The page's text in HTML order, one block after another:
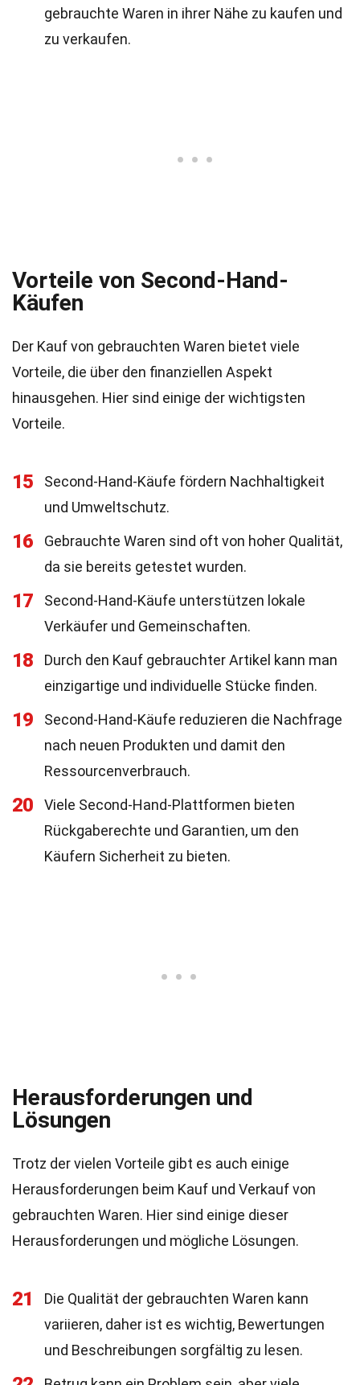
gebrauchte Waren in ihrer Nähe zu kaufen und
zu verkaufen.
Vorteile von Second-Hand-
Käufen
Der Kauf von gebrauchten Waren bietet viele
Vorteile, die über den finanziellen Aspekt
hinausgehen. Hier sind einige der wichtigsten
Vorteile.
15
Second-Hand-Käufe fördern Nachhaltigkeit
und Umweltschutz.
16
Gebrauchte Waren sind oft von hoher Qualität,
da sie bereits getestet wurden.
17
Second-Hand-Käufe unterstützen lokale
Verkäufer und Gemeinschaften.
18
Durch den Kauf gebrauchter Artikel kann man
einzigartige und individuelle Stücke finden.
19
Second-Hand-Käufe reduzieren die Nachfrage
nach neuen Produkten und damit den
Ressourcenverbrauch.
20
Viele Second-Hand-Plattformen bieten
Rückgaberechte und Garantien, um den
Käufern Sicherheit zu bieten.
Herausforderungen und
Lösungen
Trotz der vielen Vorteile gibt es auch einige
Herausforderungen beim Kauf und Verkauf von
gebrauchten Waren. Hier sind einige dieser
Herausforderungen und mögliche Lösungen.
21
Die Qualität der gebrauchten Waren kann
variieren, daher ist es wichtig, Bewertungen
und Beschreibungen sorgfältig zu lesen.